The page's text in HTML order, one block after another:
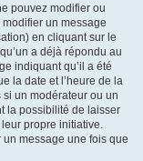
pouvez modifier ou
un message
en cliquant sur le
a déjà répondu au
indiquant qu’il a été
la date et l’heure de la
un modérateur ou un
la possibilité de laisser
propre initiative.
message une fois que